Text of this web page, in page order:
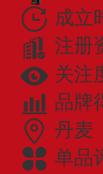
成立
注册
关注
品牌
丹麦
单品